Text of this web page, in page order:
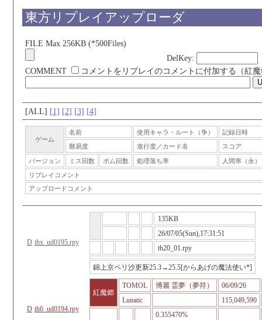
東方リプレイアップローダ
FILE Max 256KB (*500Files)
DelKey:
COMMENT
コメントをリプレイのコメントに付加する（紅
[ALL] [1] [2] [3] [4]
ゲーム
名前 使用キャラ・ルート（争）
記録日時
難易度
進行度／カード名 スコア
バージョン ミス回数 ボム回数 処理落ち率
人間率（永
リプレイコメント
アップロードコメント
D thx_ud0195.rpy
135KB
26/07/05(Sun),17:31:51
th20_01.rpy
錦上京ペリ沙更新25.3→25.5[からあげの魔法使い*]
D th6_ud0194.rpy
紅魔郷
TOMOL 博麗 霊夢（夢符）
06/09/26
Lunatic
115,049,590
0.355470%